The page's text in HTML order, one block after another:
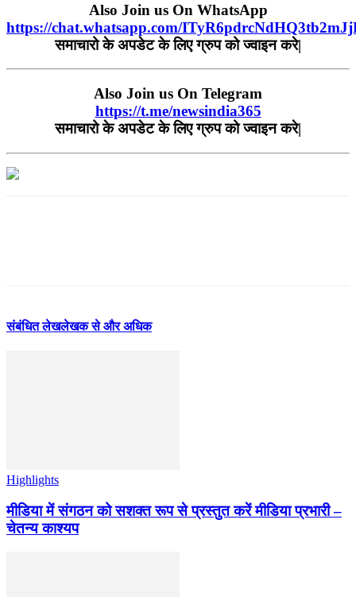
Also Join us On WhatsApp
https://chat.whatsapp.com/
समाचारो के अपडेट के लिए ग्रुप को ज्वाइन करे|
Also Join us On Telegram
https://t.me/newsindia365
समाचारो के अपडेट के लिए ग्रुप को ज्वाइन करे|
संबंधित लेखलेखक से और अधिक
Highlights
मीडिया में संगठन को सशक्त रूप से प्रस्तुत करें मीडिया प्रभारी –
चेतन्य काश्यप